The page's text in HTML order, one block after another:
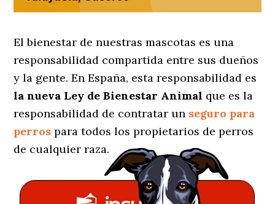
El bienestar de nuestras mascotas es una
responsabilidad compartida entre sus dueños
y la gente. En España, esta responsabilidad es
la nueva Ley de Bienestar Animal que es la
responsabilidad de contratar un seguro para
perros para todos los propietarios de perros
de cualquier raza.